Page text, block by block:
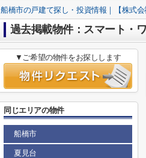
船橋市の戸建て探し・投資情報｜【株式会
過去掲載物件：スマート
▼ご希望の物件をお探しします
同じエリアの物件
船橋市
夏見台